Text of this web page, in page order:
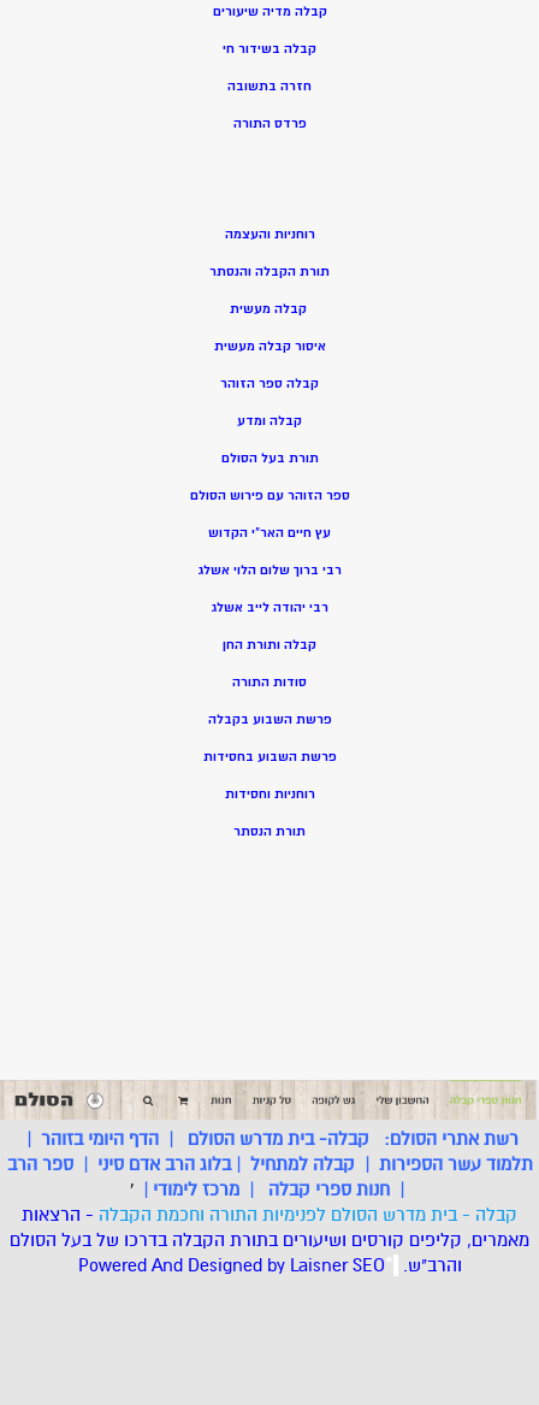
קבלה מדיה שיעורים
קבלה בשידור חי
חזרה בתשובה
פרדס התורה
רוחניות והעצמה
תורת הקבלה והנסתר
קבלה מעשית
איסור קבלה מעשית
קבלה ספר הזוהר
קבלה ומדע
תורת בעל הסולם
ספר הזוהר עם פירוש הסולם
עץ חיים האר”י הקדוש
רבי ברוך שלום הלוי אשלג
רבי יהודה לייב אשלג
קבלה ותורת החן
סודות התורה
פרשת השבוע בקבלה
פרשת השבוע בחסידות
רוחניות וחסידות
תורת הנסתר
רשת אתרי הסולם: קבלה- בית מדרש הסולם |הדף היומי בזוהר |
תלמוד עשר הספירות | קבלה למתחיל |בלוג הרב אדם סיני |ספר הרב
| חנות ספרי קבלה | מרכז לימודי |
'
קבלה - בית מדרש הסולם לפנימיות התורה וחכמת הקבלה - הרצאות
מאמרים, קליפים קורסים ושיעורים בתורת הקבלה בדרכו של בעל הסולם
והרב"ש. *
Powered And Designed by LaisnerSEO